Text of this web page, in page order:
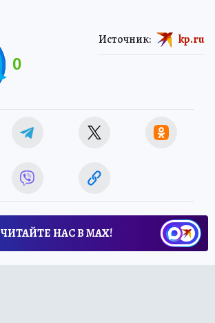
0
Источник: kp.ru
ЧИТАЙТЕ НАС В МАХ!